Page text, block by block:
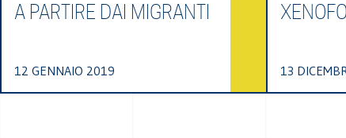
A PARTIRE DAI MIGRANTI
12 GENNAIO 2019 13